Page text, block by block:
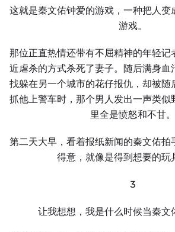
这就是秦文佑钟爱的游戏，一种把人变
游戏。
那位正直热情还带有不屈精神的年轻记
近虐杀的方式杀死了妻子。随后满身血
找躲在另一个城市的花仔报仇，却被随
抓他上警车时，那个男人发出一声类似
里全是愤怒和不甘。
第二天大早，看着报纸新闻的秦文佑拍
得意，就像是得到想要的玩
3
让我想想，我是什么时候当秦文